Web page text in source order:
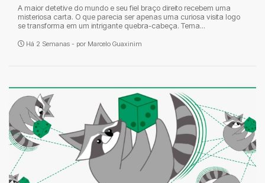
A maior detetive do mundo e seu fiel braço direito recebem uma
misteriosa carta. O que parecia ser apenas uma curiosa visita logo
se transforma em um intrigante quebra-cabeça. Tema...
Há 2 Semanas - por Marcelo Guaxinim